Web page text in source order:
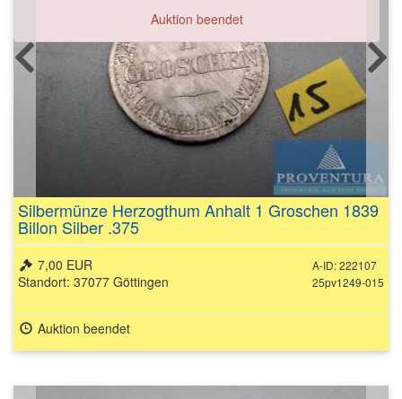
Auktion beendet
Silbermünze Herzogthum Anhalt 1 Groschen 1839
Billon Silber .375
A-ID: 222107
25pv1249-015
7,00 EUR
Standort: 37077 Göttingen
Auktion beendet